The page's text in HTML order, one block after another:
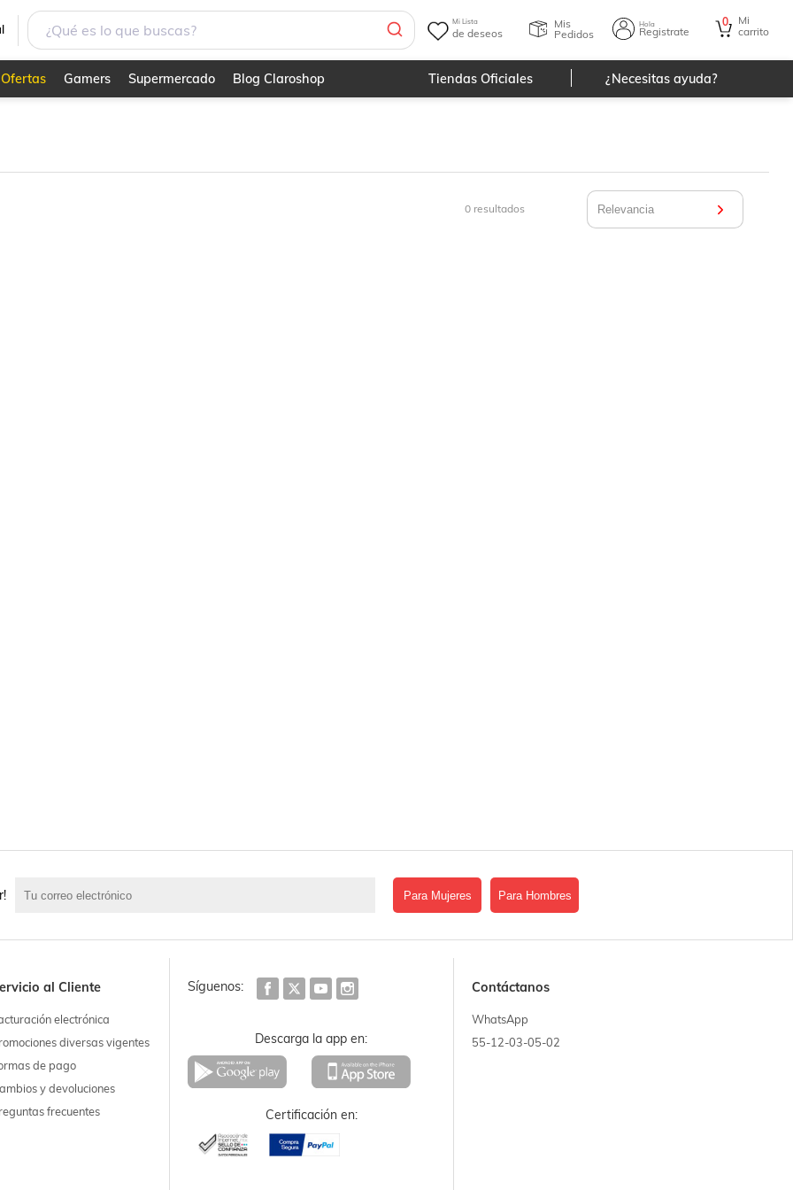
Mi Lista
de deseos
Mis
Pedidos
Hola
Registrate
0
Mi
carrito
Ofertas Gamers Supermercado Blog Claroshop Tiendas Oficiales ¿Necesitas ayuda?
0resultados
Para Mujeres Para Hombres
al Cliente
electrónica
diversas vigentes
de pago
y devoluciones
frecuentes
Síguenos:
Descarga la app en:
Certificación en:
Contáctanos
WhatsApp
55-12-03-05-02